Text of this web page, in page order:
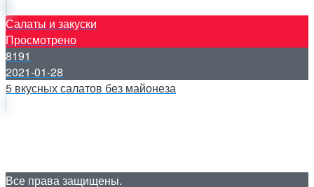
Салаты и закуски
Просмотрено
8191
2021-01-28
5 вкусных салатов без майонеза
Все права защищены.